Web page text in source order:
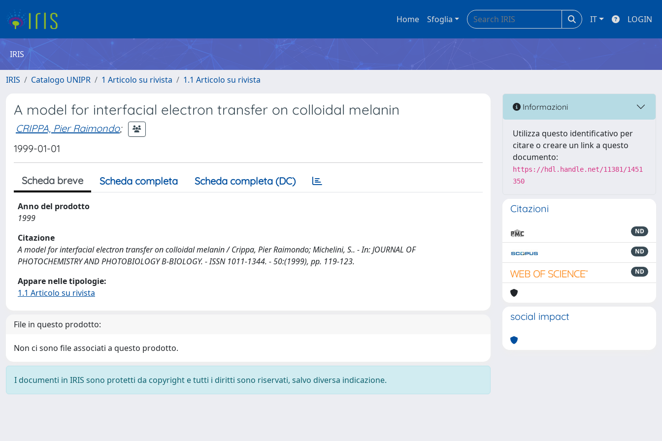
Home Sfoglia IT LOGIN
IRIS
IRIS Catalogo UNIPR 1 Articolo su rivista 1.1 Articolo su rivista
A model for interfacial electron transfer on colloidal melanin
CRIPPA, Pier Raimondo;
1999-01-01
Scheda breve Scheda completa Scheda completa (DC)
Anno del prodotto
1999
Citazione
A model for interfacial electron transfer on colloidal melanin / Crippa, Pier Raimondo; Michelini, S.. - In: JOURNAL OF
PHOTOCHEMISTRY AND PHOTOBIOLOGY B-BIOLOGY. - ISSN 1011-1344. - 50:(1999), pp. 119-123.
Appare nelle tipologie:
1.1 Articolo su rivista
File in questo prodotto:
Non ci sono file associati a questo prodotto.
I documenti in IRIS sono protetti da copyright e tutti i diritti sono riservati, salvo diversa indicazione.
Informazioni
Utilizza questo identificativo per
citare o creare un link a questo
documento:
https://hdl.handle.net/11381/1451
350
Citazioni
ND
ND
ND
social impact